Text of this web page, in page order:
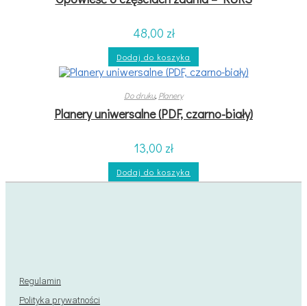
48,00 zł
Dodaj do koszyka
Do druku, Planery
Planery uniwersalne (PDF, czarno-biały)
13,00 zł
Dodaj do koszyka
Regulamin
Polityka prywatności